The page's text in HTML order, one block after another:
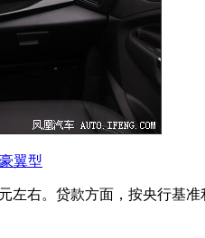
翼型
左右。贷款方面，按央行基